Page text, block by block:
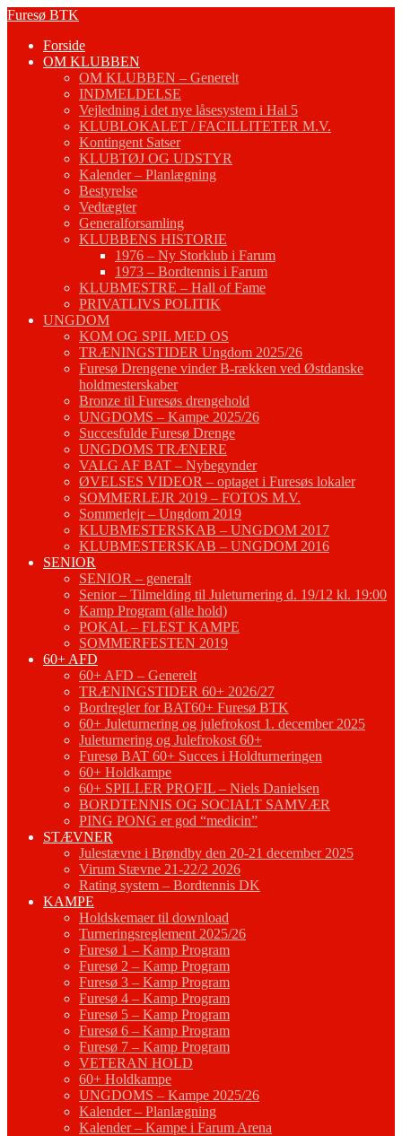
Fortsæt
indhold
Furesø BTK
Forside
OM KLUBBEN
OM KLUBBEN – Generelt
INDMELDELSE
Vejledning i det nye låsesystem i Hal 5
KLUBLOKALET / FACILLITETER M.V.
Kontingent Satser
KLUBTØJ OG UDSTYR
Kalender – Planlægning
Bestyrelse
Vedtægter
Generalforsamling
KLUBBENS HISTORIE
1976 – Ny Storklub i Farum
1973 – Bordtennis i Farum
KLUBMESTRE – Hall of Fame
PRIVATLIVS POLITIK
UNGDOM
KOM OG SPIL MED OS
TRÆNINGSTIDER Ungdom 2025/26
Furesø Drengene vinder B-rækken ved Østdanske
holdmesterskaber
Bronze til Furesøs drengehold
UNGDOMS – Kampe 2025/26
Succesfulde Furesø Drenge
UNGDOMS TRÆNERE
VALG AF BAT – Nybegynder
ØVELSES VIDEOR – optaget i Furesøs lokaler
SOMMERLEJR 2019 – FOTOS M.V.
Sommerlejr – Ungdom 2019
KLUBMESTERSKAB – UNGDOM 2017
KLUBMESTERSKAB – UNGDOM 2016
SENIOR
SENIOR – generalt
Senior – Tilmelding til Juleturnering d. 19/12 kl. 19:00
Kamp Program (alle hold)
POKAL – FLEST KAMPE
SOMMERFESTEN 2019
60+ AFD
60+ AFD – Generelt
TRÆNINGSTIDER 60+ 2026/27
Bordregler for BAT60+ Furesø BTK
60+ Juleturnering og julefrokost 1. december 2025
Juleturnering og Julefrokost 60+
Furesø BAT 60+ Succes i Holdturneringen
60+ Holdkampe
60+ SPILLER PROFIL – Niels Danielsen
BORDTENNIS OG SOCIALT SAMVÆR
PING PONG er god “medicin”
STÆVNER
Julestævne i Brøndby den 20-21 december 2025
Virum Stævne 21-22/2 2026
Rating system – Bordtennis DK
KAMPE
Holdskemaer til download
Turneringsreglement 2025/26
Furesø 1 – Kamp Program
Furesø 2 – Kamp Program
Furesø 3 – Kamp Program
Furesø 4 – Kamp Program
Furesø 5 – Kamp Program
Furesø 6 – Kamp Program
Furesø 7 – Kamp Program
VETERAN HOLD
60+ Holdkampe
UNGDOMS – Kampe 2025/26
Kalender – Planlægning
Kalender – Kampe i Farum Arena